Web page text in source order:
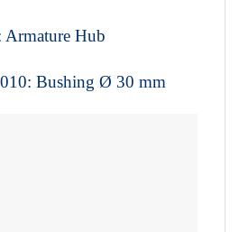
Armature Hub
Bushing Ø 30 mm